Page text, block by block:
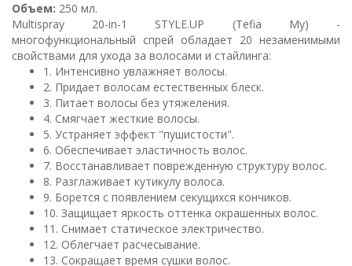
Объем: 250 мл.
Multispray 20-in-1 STYLE.UP (Tefia My) -
многофункциональный спрей обладает 20 незаменимыми
свойствами для ухода за волосами и стайлинга:
1. Интенсивно увлажняет волосы.
2. Придает волосам естественных блеск.
3. Питает волосы без утяжеления.
4. Смягчает жесткие волосы.
5. Устраняет эффект "пушистости".
6. Обеспечивает эластичность волос.
7. Восстанавливает поврежденную структуру волос.
8. Разглаживает кутикулу волоса.
9. Борется с появлением секущихся кончиков.
10. Защищает яркость оттенка окрашенных волос.
11. Снимает статическое электричество.
12. Облегчает расчесывание.
13. Сокращает время сушки волос.